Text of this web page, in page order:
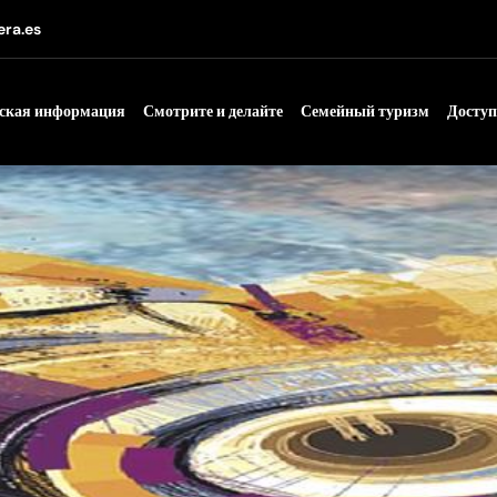
информация Смотрите и делайте Семейный туризм